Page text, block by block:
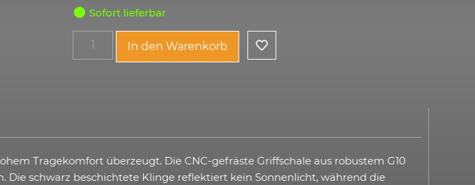
Sofort lieferbar
In den Warenkorb
Tragekomfort überzeugt. Die CNC-gefräste Griffschale aus robustem G10
schwarz beschichtete Klinge reflektiert kein Sonnenlicht, während die